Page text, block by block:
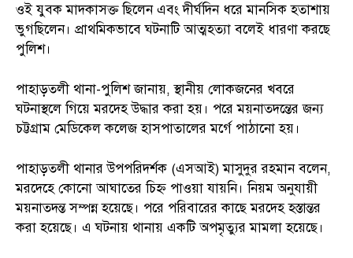
ওই যুবক মাদকাসক্ত ছিলেন এবং দীর্ঘদিন ধরে মানসিক হতাশায়
ভুগছিলেন। প্রাথমিকভাবে ঘটনাটি আত্মহত্যা বলেই ধারণা করছে
পুলিশ।
পাহাড়তলী থানা-পুলিশ জানায়, স্থানীয় লোকজনের খবরে
ঘটনাস্থলে গিয়ে মরদেহ উদ্ধার করা হয়। পরে ময়নাতদন্তের জন্য
চট্টগ্রাম মেডিকেল কলেজ হাসপাতালের মর্গে পাঠানো হয়।
পাহাড়তলী থানার উপপরিদর্শক (এসআই) মাসুদুর রহমান বলেন,
মরদেহে কোনো আঘাতের চিহ্ন পাওয়া যায়নি। নিয়ম অনুযায়ী
ময়নাতদন্ত সম্পন্ন হয়েছে। পরে পরিবারের কাছে মরদেহ হস্তান্তর
করা হয়েছে। এ ঘটনায় থানায় একটি অপমৃত্যুর মামলা হয়েছে।